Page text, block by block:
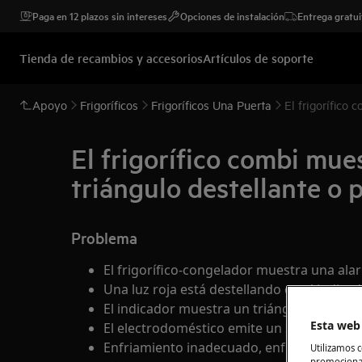
Paga en 12 plazos sin intereses Opciones de instalación Entrega
Tienda de recambios y accesoriosArtículos de soporte
Apoyo Frigoríficos Frigoríficos Una Puerta El frigorífico
El frigorífico combi
triángulo destellante o
Problema
El frigorífico-congelador muestra una
Una luz roja está destellando en el
El indicador muestra un triángulo
El electrodoméstico emite un sonido o
Enfriamiento inadecuado, enfriamiento
Esta
Utilizamos